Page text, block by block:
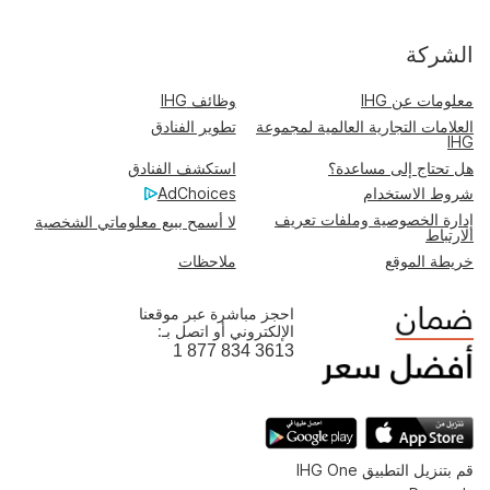
الشركة
معلومات عن IHG
وظائف IHG
العلامات التجارية العالمية لمجموعة
IHG
تطوير الفنادق
هل تحتاج إلى مساعدة؟
استكشف الفنادق
شروط الاستخدام
AdChoices
إدارة الخصوصية وملفات تعريف
الارتباط
لا أسمح ببيع معلوماتي الشخصية
خريطة الموقع ملاحظات
احجز مباشرة عبر موقعنا
الإلكتروني أو اتصل بـ:
1 877 834 3613
قم بتنزيل التطبيق IHG One